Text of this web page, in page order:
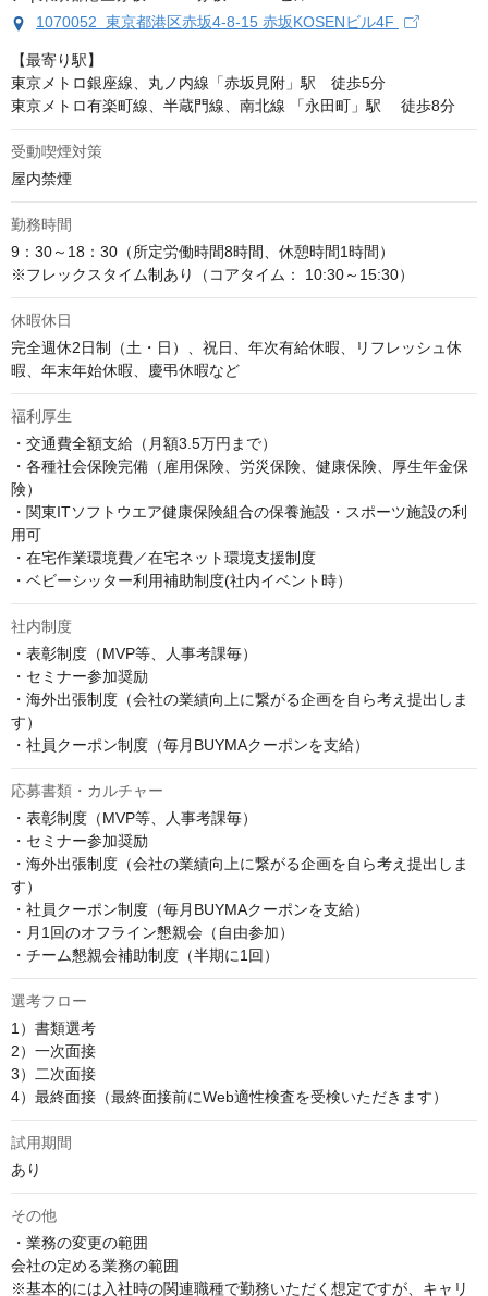
1070052 東京都港区赤坂4-8-15 赤坂KOSENビル4F
【最寄り駅】
東京メトロ銀座線、丸ノ内線「赤坂見附」駅　徒歩5分
東京メトロ有楽町線、半蔵門線、南北線 「永田町」駅 　徒歩8分
受動喫煙対策
屋内禁煙
勤務時間
9：30～18：30（所定労働時間8時間、休憩時間1時間）
※フレックスタイム制あり（コアタイム： 10:30～15:30）
休暇休日
完全週休2日制（土・日）、祝日、年次有給休暇、リフレッシュ休
暇、年末年始休暇、慶弔休暇など
福利厚生
・交通費全額支給（月額3.5万円まで）
・各種社会保険完備（雇用保険、労災保険、健康保険、厚生年金保
険）
・関東ITソフトウエア健康保険組合の保養施設・スポーツ施設の利
用可
・在宅作業環境費／在宅ネット環境支援制度
・ベビーシッター利用補助制度(社内イベント時）
社内制度
・表彰制度（MVP等、人事考課毎）
・セミナー参加奨励
・海外出張制度（会社の業績向上に繋がる企画を自ら考え提出しま
す）
・社員クーポン制度（毎月BUYMAクーポンを支給）
応募書類・カルチャー
・表彰制度（MVP等、人事考課毎）
・セミナー参加奨励
・海外出張制度（会社の業績向上に繋がる企画を自ら考え提出しま
す）
・社員クーポン制度（毎月BUYMAクーポンを支給）
・月1回のオフライン懇親会（自由参加）
・チーム懇親会補助制度（半期に1回）
選考フロー
1）書類選考
2）一次面接
3）二次面接
4）最終面接（最終面接前にWeb適性検査を受検いただきます）
試用期間
あり
その他
・業務の変更の範囲
会社の定める業務の範囲
※基本的には入社時の関連職種で勤務いただく想定ですが、キャリ